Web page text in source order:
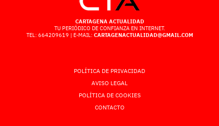
CARTAGENA ACTUALIDAD
TU PERIÓDICO DE CONFIANZA EN INTERNET.
TEL: 664209619 | E-MAIL: CARTAGENACTUALIDAD@GMAIL.COM
POLÍTICA DE PRIVACIDAD
AVISO LEGAL
POLÍTICA DE COOKIES
CONTACTO